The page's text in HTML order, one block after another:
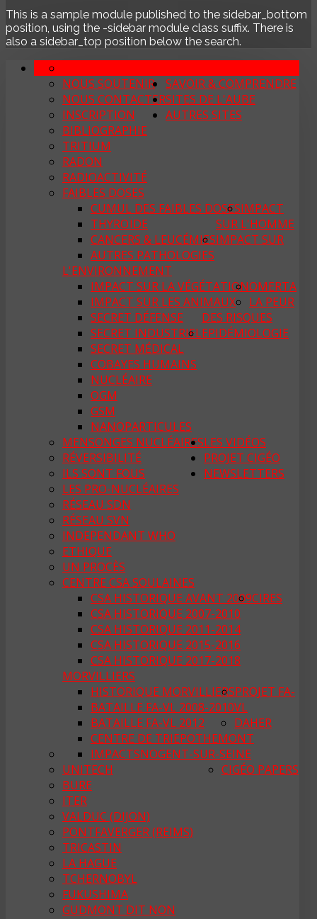
This is a sample module published to the sidebar_bottom
position, using the -sidebar module class suffix. There is
also a sidebar_top position below the search.
NOUS SOUTENIR
NOUS CONTACTER
INSCRIPTION
SAVOIR & COMPRENDRE
BIBLIOGRAPHIE
TRITIUM
RADON
RADIOACTIVITÉ
FAIBLES DOSES
CUMUL DES FAIBLES DOSESIMPACT
SUR L'HOMME
THYROÏDE
CANCERS & LEUCÉMIES
AUTRES PATHOLOGIES
IMPACT SUR
L'ENVIRONNEMENT
IMPACT SUR LA VÉGÉTATION
IMPACT SUR LES ANIMAUX
OMERTA
SECRET DÉFENSE
SECRET INDUSTRIEL
SECRET MÉDICAL
COBAYES HUMAINS
LA PEUR
DES RISQUES
NUCLÉAIRE
OGM
GSM
NANOPARTICULES
EPIDÉMIOLOGIE
MENSONGES NUCLÉAIRES
RÉVERSIBILITÉ
ILS SONT FOUS
LES PRO-NUCLÉAIRES
RÉSEAU SDN
RÉSEAU SVN
INDEPENDANT WHO
ETHIQUE
UN PROCÈS
SITES DE L'AUBE
CENTRE CSA SOULAINES
CSA HISTORIQUE AVANT 2009
CSA HISTORIQUE 2007-2010
CSA HISTORIQUE 2011-2014
CSA HISTORIQUE 2015-2016
CSA HISTORIQUE 2017-2018
CIRES
MORVILLIERS
HISTORIQUE MORVILLIERSPROJET FA-
VL
BATAILLE FA-VL 2008-2010
BATAILLE FA-VL 2012
DAHER
EPOTHEMONT
CENTRE DE TRI
NOGENT-SUR-SEINE
IMPACTS
AUTRES SITES
UNITECH
BURE
ITER
VALDUC (DIJON)
PONTFAVERGER (REIMS)
TRICASTIN
LA HAGUE
TCHERNOBYL
FUKUSHIMA
GUDMONT DIT NON
LES VIDÉOS
PROJET CIGÉO
CIGÉO PAPERS
NEWSLETTERS